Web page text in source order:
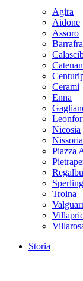
Agira
Aidone
Assoro
Cerami
Enna
Nicosia
Nissoria
Piazza
Troina
Storia